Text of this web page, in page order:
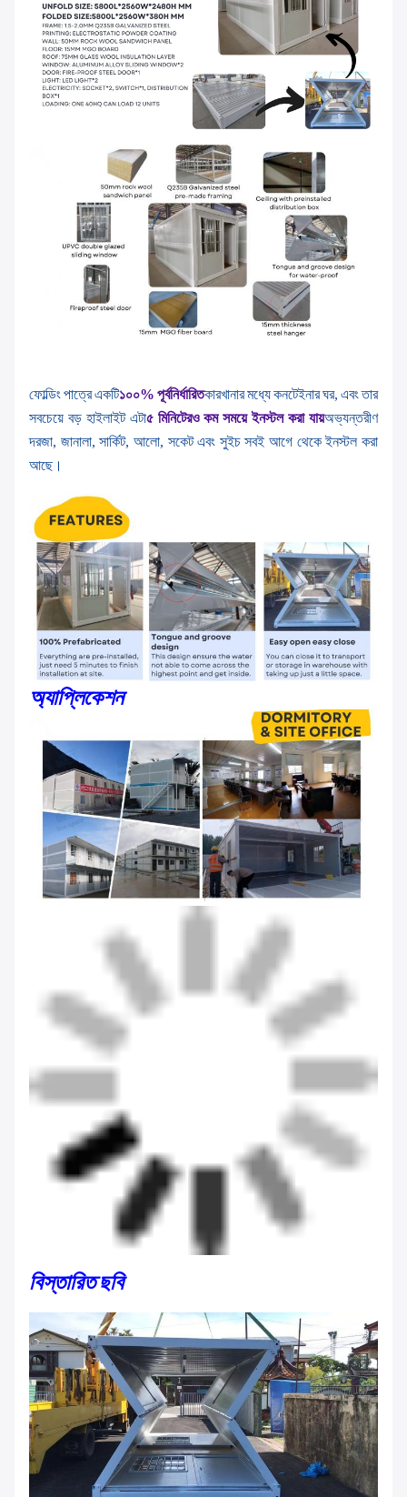
ফোল্ডিং পাত্রে একটি১০০% পূর্বনির্ধারিতকারখানার মধ্যে কনটেইনার ঘর, এবং তার
সবচেয়ে বড় হাইলাইট এটা৫ মিনিটেরও কম সময়ে ইনস্টল করা যায়অভ্যন্তরীণ
দরজা, জানালা, সার্কিট, আলো, সকেট এবং সুইচ সবই আগে থেকে ইনস্টল করা
আছে।
অ্যাপ্লিকেশন
বিস্তারিত ছবি